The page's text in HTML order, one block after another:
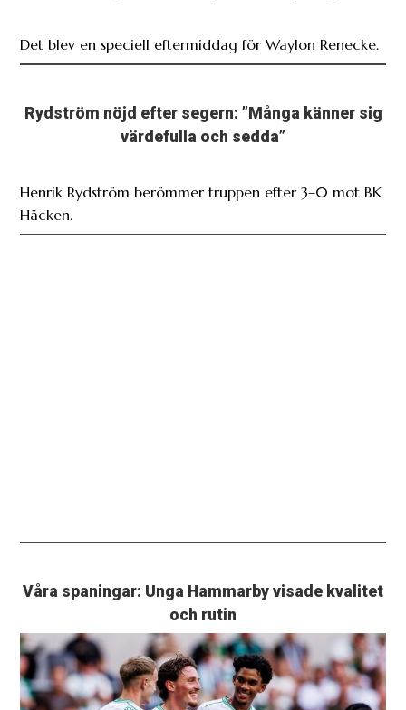
Det blev en speciell eftermiddag för Waylon Renecke.
Rydström nöjd efter segern: ”Många känner sig
värdefulla och sedda”
Henrik Rydström berömmer truppen efter 3–0 mot BK
Häcken.
Våra spaningar: Unga Hammarby visade kvalitet
och rutin